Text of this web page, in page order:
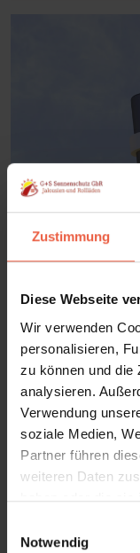
Zustimmung
Diese Webseite
Wir verwenden
personalisieren,
zu können und die
analysieren.
Verwendung
soziale Medien,
Partner führen
weiteren Daten
haben oder die sie
Notwendig